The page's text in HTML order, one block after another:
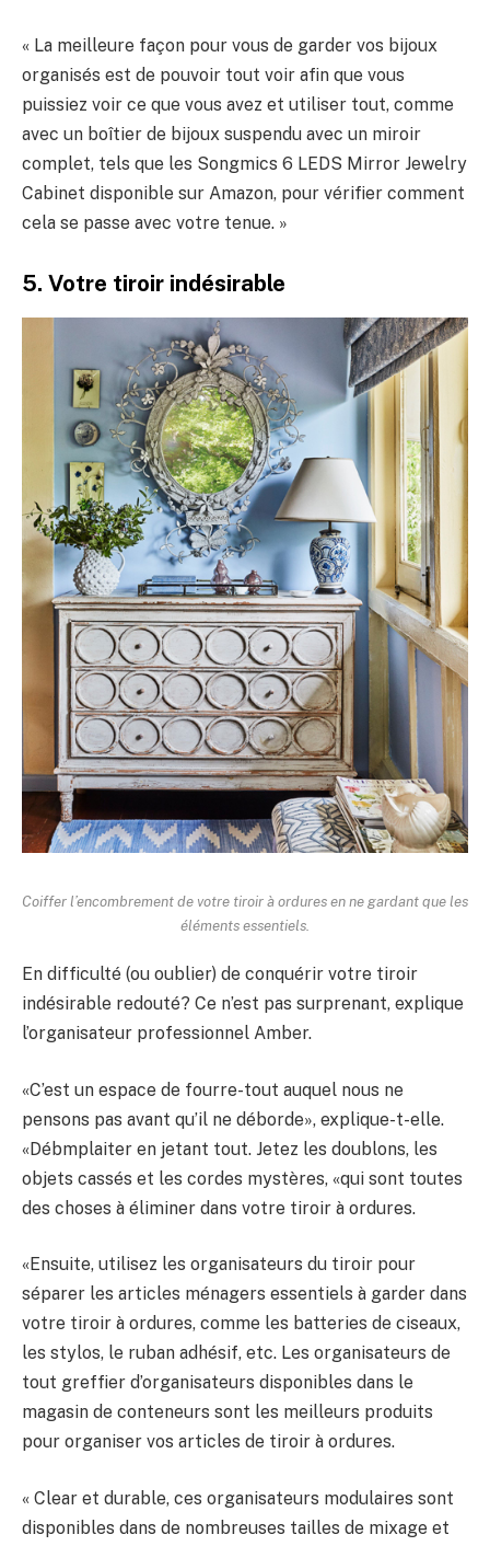
« La meilleure façon pour vous de garder vos bijoux
organisés est de pouvoir tout voir afin que vous
puissiez voir ce que vous avez et utiliser tout, comme
avec un boîtier de bijoux suspendu avec un miroir
complet, tels que les Songmics 6 LEDS Mirror Jewelry
Cabinet disponible sur Amazon, pour vérifier comment
cela se passe avec votre tenue. »
5. Votre tiroir indésirable
Coiffer l’encombrement de votre tiroir à ordures en ne gardant que les
éléments essentiels.
En difficulté (ou oublier) de conquérir votre tiroir
indésirable redouté? Ce n’est pas surprenant, explique
l’organisateur professionnel Amber.
«C’est un espace de fourre-tout auquel nous ne
pensons pas avant qu’il ne déborde», explique-t-elle.
«Débmplaiter en jetant tout. Jetez les doublons, les
objets cassés et les cordes mystères, «qui sont toutes
des choses à éliminer dans votre tiroir à ordures.
«Ensuite, utilisez les organisateurs du tiroir pour
séparer les articles ménagers essentiels à garder dans
votre tiroir à ordures, comme les batteries de ciseaux,
les stylos, le ruban adhésif, etc. Les organisateurs de
tout greffier d’organisateurs disponibles dans le
magasin de conteneurs sont les meilleurs produits
pour organiser vos articles de tiroir à ordures.
« Clear et durable, ces organisateurs modulaires sont
disponibles dans de nombreuses tailles de mixage et